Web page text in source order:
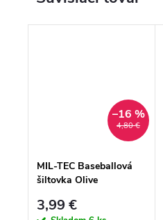
4,80 €
–16 %
MIL-TEC Baseballová
šiltovka Olive
3,99 €